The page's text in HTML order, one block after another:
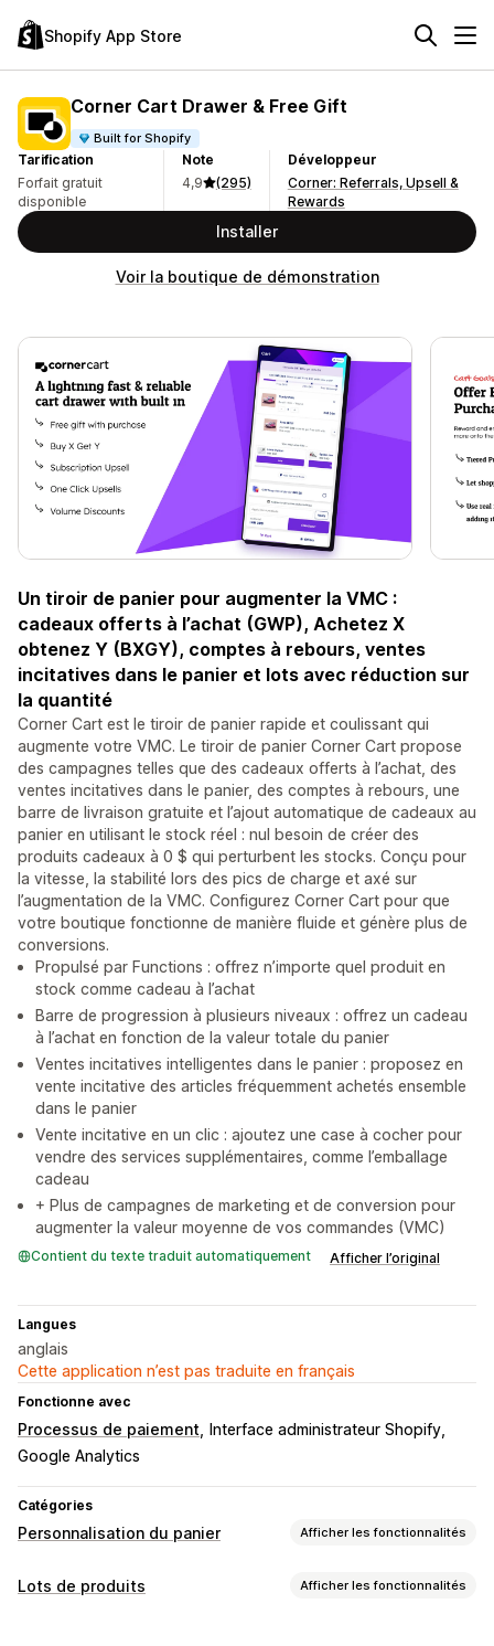
Shopify App Store
Corner Cart Drawer & Free Gift
Built for Shopify
Tarification
Forfait gratuit
disponible
Note
4,9
(295)
Développeur
Corner: Referrals, Upsell &
Rewards
Installer
Voir la boutique de démonstration
Un tiroir de panier pour augmenter la VMC :
cadeaux offerts à l’achat (GWP), Achetez X
obtenez Y (BXGY), comptes à rebours, ventes
incitatives dans le panier et lots avec réduction sur
la quantité
Corner Cart est le tiroir de panier rapide et coulissant qui
augmente votre VMC. Le tiroir de panier Corner Cart propose
des campagnes telles que des cadeaux offerts à l’achat, des
ventes incitatives dans le panier, des comptes à rebours, une
barre de livraison gratuite et l’ajout automatique de cadeaux au
panier en utilisant le stock réel : nul besoin de créer des
produits cadeaux à 0 $ qui perturbent les stocks. Conçu pour
la vitesse, la stabilité lors des pics de charge et axé sur
l’augmentation de la VMC. Configurez Corner Cart pour que
votre boutique fonctionne de manière fluide et génère plus de
conversions.
Propulsé par Functions : offrez n’importe quel produit en
stock comme cadeau à l’achat
Barre de progression à plusieurs niveaux : offrez un cadeau
à l’achat en fonction de la valeur totale du panier
Ventes incitatives intelligentes dans le panier : proposez en
vente incitative des articles fréquemment achetés ensemble
dans le panier
Vente incitative en un clic : ajoutez une case à cocher pour
vendre des services supplémentaires, comme l’emballage
cadeau
+ Plus de campagnes de marketing et de conversion pour
augmenter la valeur moyenne de vos commandes (VMC)
Contient du texte traduit automatiquement Afficher l’original
Langues
anglais
Cette application n’est pas traduite en français
Fonctionne avec
Processus de paiement
Interface administrateur Shopify
Google Analytics
Catégories
Personnalisation du panier Afficher les fonctionnalités
Affichage du panier
Lots de produits Afficher les fonctionnalités